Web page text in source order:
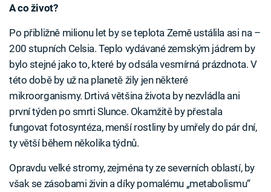
A co život?
Po přibližně milionu let by se teplota Země ustálila asi na –
200 stupních Celsia. Teplo vydávané zemským jádrem by
bylo stejné jako to, které by odsála vesmírná prázdnota. V
této době by už na planetě žily jen některé
mikroorganismy. Drtivá většina života by nezvládla ani
první týden po smrti Slunce. Okamžitě by přestala
fungovat fotosyntéza, menší rostliny by umřely do pár dní,
ty větší během několika týdnů.
Opravdu velké stromy, zejména ty ze severních oblastí, by
však se zásobami živin a díky pomalému „metabolismu“